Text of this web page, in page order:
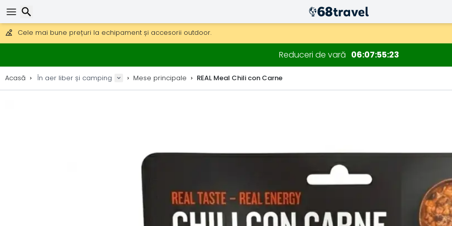
DHL Express peste noapte, de asemenea, disponibil.
30 zile pentru retur, 90 zile pentru hărți din lemn și decorațiuni.
Cele mai bune prețuri la echipament și accesorii outdoor.
Reduceri de vară 06075521
Acasă În aer liber și camping Mese principale REAL Meal Chili con Carne